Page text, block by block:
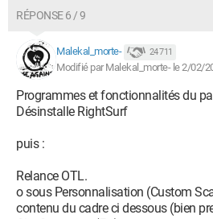
Ligne Supprimée :
Ligne Supprimée :
Ligne Supprimée :
"hxxp://
Ligne Supprimée :
Ligne Supprimée :
Ligne Supprimée :
Ligne Supprimée :
Ligne Supprimée :
RÉPONSE 6 / 9
Malekal_morte- 24 711
Modifié par Malekal_morte- le 2/02/
Programmes et fonctionnalités du
Désinstalle RightSurf
puis :
Relance OTL.
o sous Personnalisation (Custom
contenu du cadre ci dessous (bien